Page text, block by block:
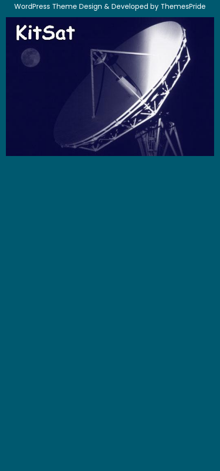
WordPress Theme Design & Developed by ThemesPride